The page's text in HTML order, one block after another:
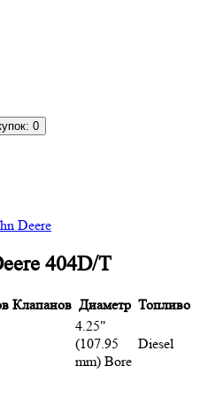
: 0
Deere
404D/T
Клапанов Диаметр Топливо
4.25"
(107.95
mm) Bore
Diesel